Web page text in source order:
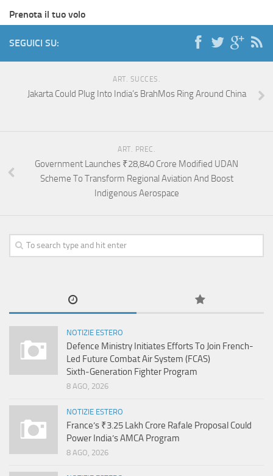
Prenota il tuo volo
SEGUICI SU:
ART. SUCCES.
Jakarta Could Plug Into India’s BrahMos Ring Around China
ART. PREC.
Government Launches ₹28,840 Crore Modified UDAN
Scheme To Transform Regional Aviation And Boost
Indigenous Aerospace
NOTIZIE ESTERO
Defence Ministry Initiates Efforts To Join French-
Led Future Combat Air System (FCAS)
Sixth‑Generation Fighter Program
8 AGO, 2026
NOTIZIE ESTERO
France’s ₹3.25 Lakh Crore Rafale Proposal Could
Power India’s AMCA Program
8 AGO, 2026